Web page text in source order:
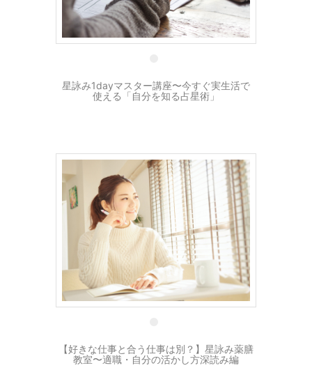
28 3月
星詠み1dayマスター講座〜今すぐ実生活で
使える「自分を知る占星術」
29 8月
【好きな仕事と合う仕事は別？】星詠み薬膳
教室〜適職・自分の活かし方深読み編